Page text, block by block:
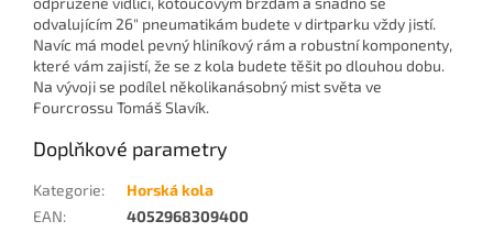
odvalujícím 26" pneumatikám budete v dirtparku vždy jistí.
Navíc má model pevný hliníkový rám a robustní komponenty,
které vám zajistí, že se z kola budete těšit po dlouhou dobu.
Na vývoji se podílel několikanásobný mist světa ve
Fourcrossu Tomáš Slavík.
Doplňkové parametry
Kategorie:
Horská kola
EAN:
4052968309400